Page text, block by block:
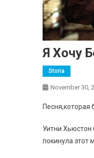
Я Хочу
Storia
November 30,
Песня,которая
Уитни Хьюстон
покинула этот